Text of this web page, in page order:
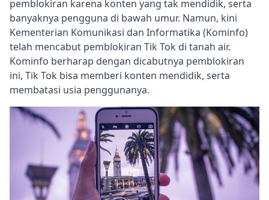
pemblokiran karena konten yang tak mendidik, serta
banyaknya pengguna di bawah umur. Namun, kini
Kementerian Komunikasi dan Informatika (Kominfo)
telah mencabut pemblokiran Tik Tok di tanah air.
Kominfo berharap dengan dicabutnya pemblokiran
ini, Tik Tok bisa memberi konten mendidik, serta
membatasi usia penggunanya.